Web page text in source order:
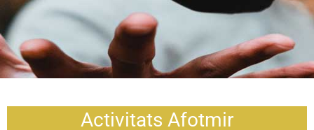
Activitats Afotmir